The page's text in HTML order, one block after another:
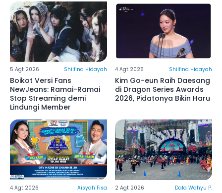
5 Agt 2026 Shilfina Hidayah
Boikot Versi Fans
NewJeans: Ramai-Ramai
Stop Streaming demi
Lindungi Member
4 Agt 2026 Shilfina Hidayah
Kim Go-eun Raih Daesang
di Dragon Series Awards
2026, Pidatonya Bikin Haru
4 Agt 2026 Aisyah Fisa 2 Agt 2026 Dafa Wahyu P.